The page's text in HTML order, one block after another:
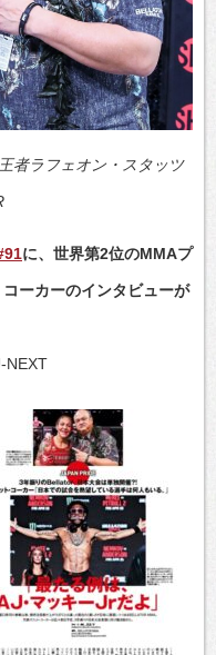
者ラフェオン・スタッツ
に、世界第2位のMMAプ
ーカーのインタビューが
NEXT